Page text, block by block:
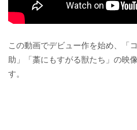
この動画でデビュー作を始め、「
助」「藁にもすがる獣たち」の映
す。